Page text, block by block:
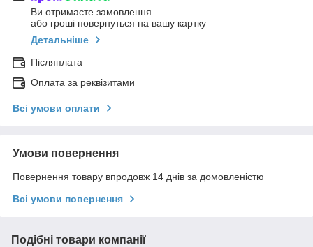
Ви отримаєте замовлення
або гроші повернуться на вашу картку
Детальніше
Післяплата
Оплата за реквізитами
Всі умови оплати
Умови повернення
Повернення товару впродовж 14 днів за домовленістю
Всі умови повернення
Подібні товари компанії